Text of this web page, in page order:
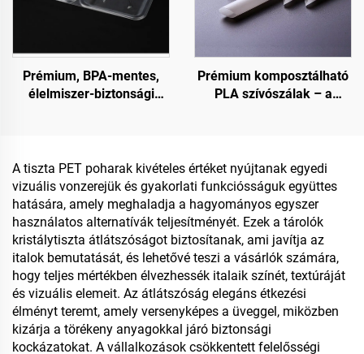
Prémium, BPA-mentes,
élelmiszer-biztonsági
élelmiszer-tárolásra
Prémium komposztálható
PLA szívószálak – a
A tiszta PET poharak kivételes értéket nyújtanak egyedi
vizuális vonzerejük és gyakorlati funkciósságuk együttes
hatására, amely meghaladja a hagyományos egyszer
használatos alternatívák teljesítményét. Ezek a tárolók
kristálytiszta átlátszóságot biztosítanak, ami javítja az
italok bemutatását, és lehetővé teszi a vásárlók számára,
hogy teljes mértékben élvezhessék italaik színét, textúráját
és vizuális elemeit. Az átlátszóság elegáns étkezési
élményt teremt, amely versenyképes a üveggel, miközben
kizárja a törékeny anyagokkal járó biztonsági
kockázatokat. A vállalkozások csökkentett felelősségi